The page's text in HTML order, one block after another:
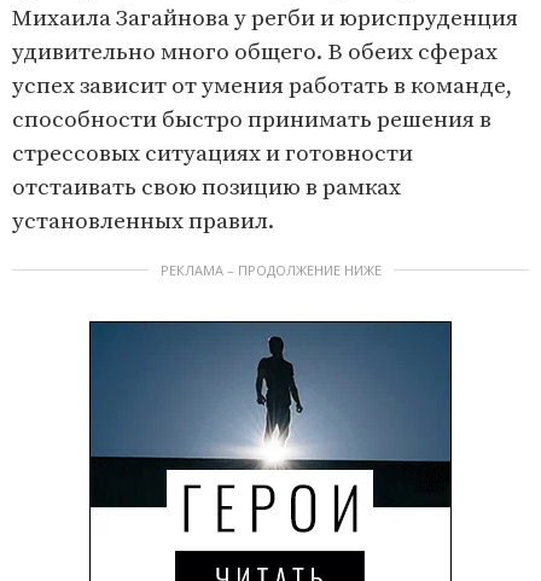
Михаила Загайнова у регби и юриспруденция
удивительно много общего. В обеих сферах
успех зависит от умения работать в команде,
способности быстро принимать решения в
стрессовых ситуациях и готовности
отстаивать свою позицию в рамках
установленных правил.
РЕКЛАМА – ПРОДОЛЖЕНИЕ НИЖЕ